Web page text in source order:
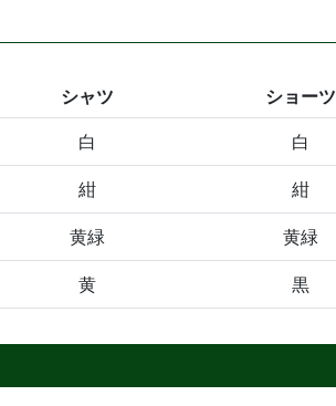
シャツ ショーツ
白 白
紺 紺
黄緑 黄緑
黄 黒